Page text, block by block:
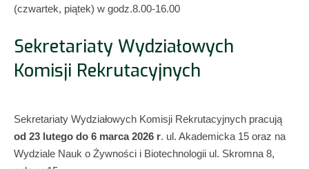
(czwartek, piątek) w godz.8.00-16.00
Sekretariaty Wydziałowych
Komisji Rekrutacyjnych
Sekretariaty Wydziałowych Komisji Rekrutacyjnych pracują
od 23 lutego do 6 marca 2026 r. ul. Akademicka 15 oraz na
Wydziale Nauk o Żywności i Biotechnologii ul. Skromna 8,